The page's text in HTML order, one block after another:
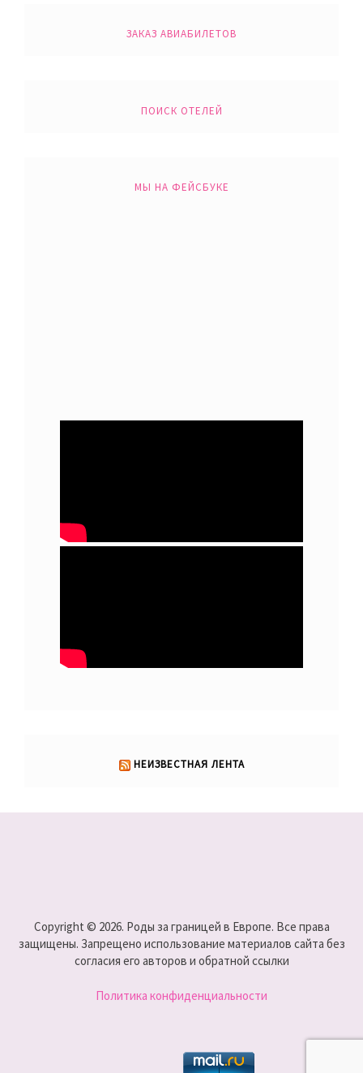
ЗАКАЗ АВИАБИЛЕТОВ
ПОИСК ОТЕЛЕЙ
МЫ НА ФЕЙСБУКЕ
НЕИЗВЕСТНАЯ ЛЕНТА
Copyright © 2026. Роды за границей в Европе. Все права
защищены. Запрещено использование материалов сайта без
согласия его авторов и обратной ссылки
Политика конфиденциальности